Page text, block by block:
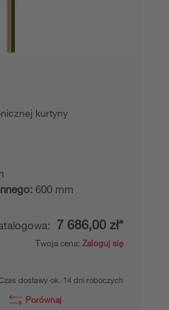
kurtyny
600 mm
7 686,00 zł*
Twoja cena: Zaloguj się
dostawy ok. 14 dni roboczych
Porównaj